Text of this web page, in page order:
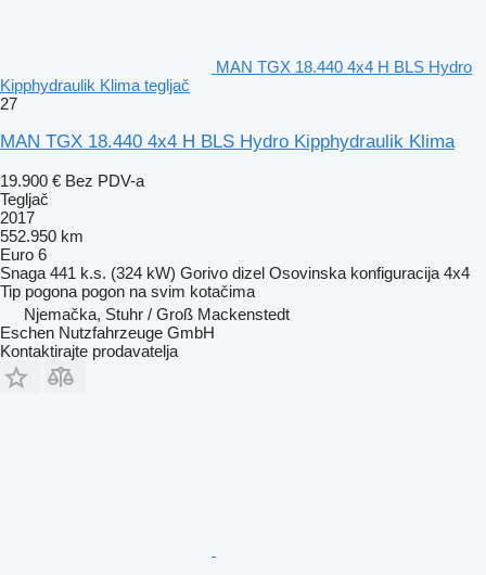
MAN TGX 18.440 4x4 H BLS Hydro
Kipphydraulik Klima tegljač
27
MAN TGX 18.440 4x4 H BLS Hydro Kipphydraulik Klima
19.900 € Bez PDV-a
Tegljač
2017
552.950 km
Euro 6
Snaga 441 k.s. (324 kW) Gorivo dizel Osovinska konfiguracija 4x4
Tip pogona pogon na svim kotačima
Njemačka, Stuhr / Groß Mackenstedt
Eschen Nutzfahrzeuge GmbH
Kontaktirajte prodavatelja